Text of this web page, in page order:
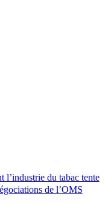
l’industrie du tabac tente
de l’OMS